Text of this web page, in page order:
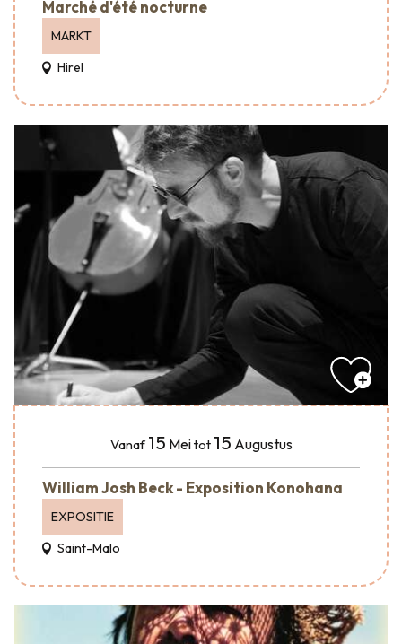
Marché d'été nocturne
MARKT
Hirel
Vanaf 15 Meitot 15 Augustus
William Josh Beck - Exposition Konohana
EXPOSITIE
Saint-Malo